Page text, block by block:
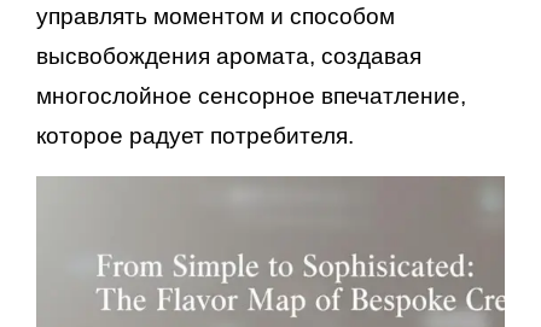
управлять моментом и способом
высвобождения аромата, создавая
многослойное сенсорное впечатление,
которое радует потребителя.